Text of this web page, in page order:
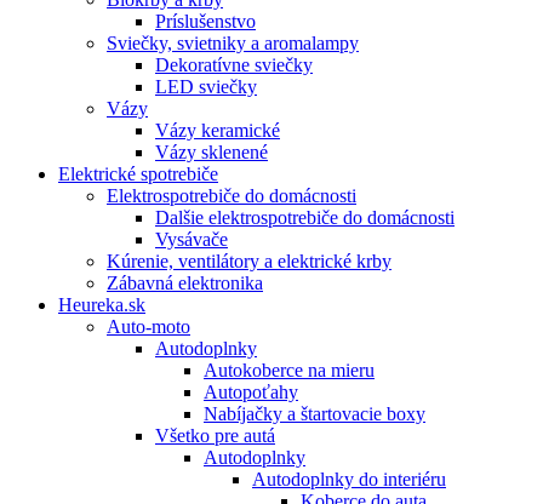
Príslušenstvo
Sviečky, svietniky a aromalampy
Dekoratívne sviečky
LED sviečky
Vázy
Vázy keramické
Vázy sklenené
Elektrické spotrebiče
Elektrospotrebiče do domácnosti
Dalšie elektrospotrebiče do domácnosti
Vysávače
Kúrenie, ventilátory a elektrické krby
Zábavná elektronika
Heureka.sk
Auto-moto
Autodoplnky
Autokoberce na mieru
Autopoťahy
Nabíjačky a štartovacie boxy
Všetko pre autá
Autodoplnky
Autodoplnky do interiéru